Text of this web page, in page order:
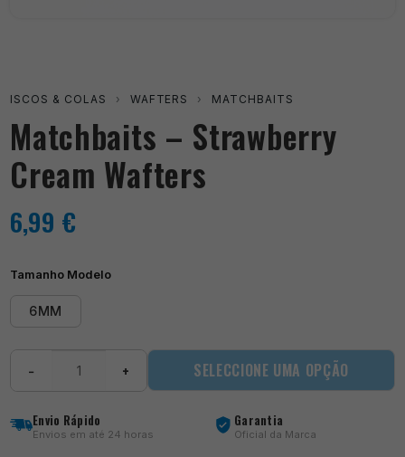
ISCOS & COLAS › WAFTERS › MATCHBAITS
Matchbaits – Strawberry
Cream Wafters
6,99 €
Tamanho Modelo
6MM
Strawberry
Cream
− + SELECCIONE UMA OPÇÃO
Envio Rápido
Envios em até 24 horas
Garantia
Oficial da Marca